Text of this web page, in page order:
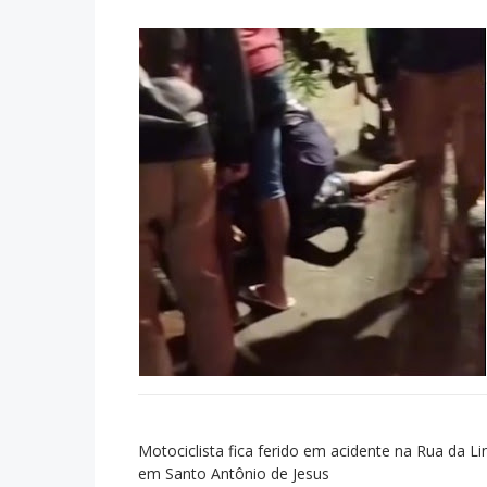
Motociclista fica ferido em acidente na Rua da
em Santo Antônio de Jesus